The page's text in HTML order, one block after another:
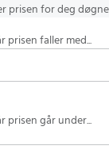
prisen for deg
prisen faller med...
prisen går under...